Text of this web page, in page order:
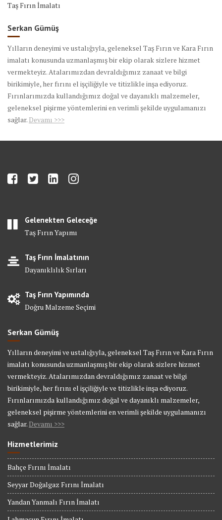
Taş Fırın İmalatı
Serkan Gümüş
Yılların deneyimi ve ustalığıyla, geleneksel Taş Fırın ve Kara Fırın
imalatı konusunda uzmanlaşmış bir ekip olarak sizlere hizmet
vermekteyiz. Atalarımızdan devraldığımız zanaat ve bilgi
birikimiyle, her fırını el işçiliğiyle ve titizlikle inşa ediyoruz.
Fırınlarımızda kullandığımız doğal ve dayanıklı malzemeler,
geleneksel pişirme yöntemlerini en verimli şekilde uygulamanızı
sağlar. Devamı >>>
Gelenekten Geleceğe
Taş Fırın Yapımı
Taş Fırın İmalatının
Dayanıklılık Sırları
Taş Fırın Yapımında
Doğru Malzeme Seçimi
Serkan Gümüş
Yılların deneyimi ve ustalığıyla, geleneksel Taş Fırın ve Kara Fırın
imalatı konusunda uzmanlaşmış bir ekip olarak sizlere hizmet
vermekteyiz. Atalarımızdan devraldığımız zanaat ve bilgi
birikimiyle, her fırını el işçiliğiyle ve titizlikle inşa ediyoruz.
Fırınlarımızda kullandığımız doğal ve dayanıklı malzemeler,
geleneksel pişirme yöntemlerini en verimli şekilde uygulamanızı
sağlar.Devamı >>>
Hizmetlerimiz
Bahçe Fırını İmalatı
Seyyar Doğalgaz Fırını İmalatı
Yandan Yanmalı Fırın İmalatı